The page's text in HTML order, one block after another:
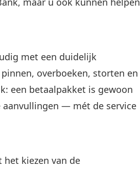
met een duidelijk
overboeken, storten en
een betaalpakket is gewoon
— mét de service
kiezen van de